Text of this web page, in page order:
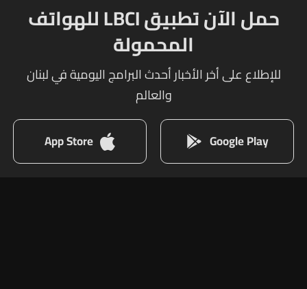
حمل الآن تطبيق LBCI للهواتف
المحمولة
للإطلاع على أخر الأخبار أحدث البرامج اليومية في لبنان
والعالم
Google Play
App Store